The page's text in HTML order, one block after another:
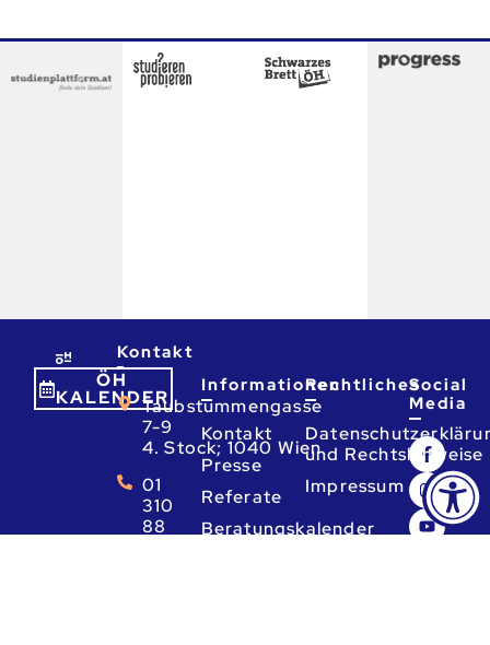
ÖH
KALENDER
Kontakt
Taubstummengasse
7-9
4. Stock; 1040 Wien
01
310
88
Informationen
Kontakt
Presse
Referate
Beratungskalender
Rechtliches
und Rechtshinweise
Impressum
Social
Media